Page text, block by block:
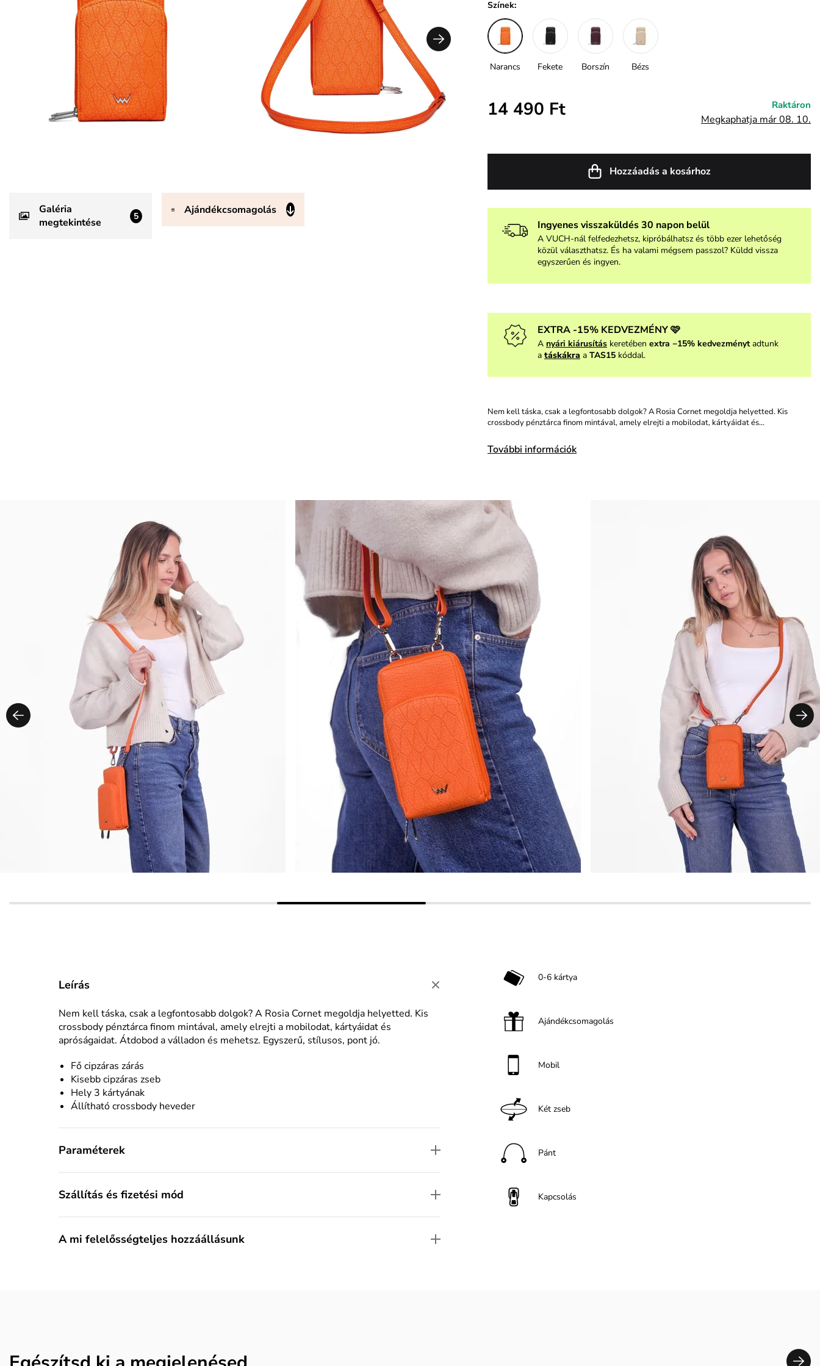
Galéria
megtekintése
5 Ajándékcsomagolás
Színek:
Narancs Fekete Borszín Bézs
14 490 Ft Raktáron
Megkaphatja már 08. 10.
Hozzáadás a kosárhoz
Ingyenes visszaküldés 30 napon belül
A VUCH-nál felfedezhetsz, kipróbálhatsz és több ezer lehetőség
közül választhatsz. És ha valami mégsem passzol? Küldd vissza
egyszerűen és ingyen.
EXTRA -15% KEDVEZMÉNY 🩷
A nyári kiárusítás keretében extra −15% kedvezménytadtunk
a táskákra a TAS15kóddal.
Nem kell táska, csak a legfontosabb dolgok? A Rosia Cornet megoldja helyetted. Kis
crossbody pénztárca finom mintával, amely elrejti a mobilodat, kártyáidat és…
További információk
Leírás
Nem kell táska, csak a legfontosabb dolgok? A Rosia Cornet megoldja helyetted. Kis
crossbody pénztárca finom mintával, amely elrejti a mobilodat, kártyáidat és
apróságaidat. Átdobod a válladon és mehetsz. Egyszerű, stílusos, pont jó.
Fő cipzáras zárás
Kisebb cipzáras zseb
Hely 3 kártyának
Állítható crossbody heveder
Paraméterek
Szállítás és fizetési mód
A mi felelősségteljes hozzáállásunk
0-6 kártya
Ajándékcsomagolás
Mobil
Két zseb
Pánt
Kapcsolás